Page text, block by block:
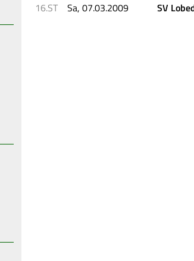
16.ST Sa, 07.03.2009 SV